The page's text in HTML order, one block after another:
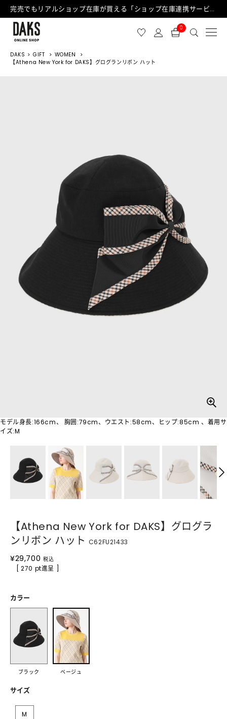
完売でもリアルショップ在庫が買える「ショップ在庫連携サービス」が日中もご利用可能になりました！
0
DAKS GIFT
WOMEN
【Athena New York for DAKS】グログランリボン ハット
モデル身長:166cm、 胸囲:79cm、ウエスト:58cm、ヒップ:85cm 、着用サ
イズ:M
【Athena New York for DAKS】グログラ
ンリボン ハット C62FU21433
¥29,700 税込
[ 270 pt進呈 ]
カラー
ブラック ベージュ
サイズ
M